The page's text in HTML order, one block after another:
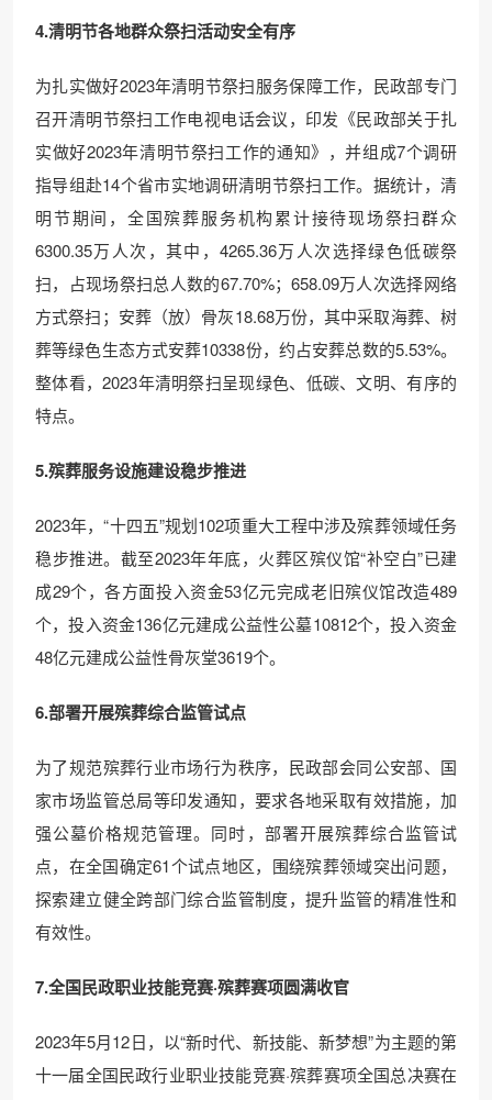
4.清明节各地群众祭扫活动安全有序
为扎实做好2023年清明节祭扫服务保障工作，民政部专门
召开清明节祭扫工作电视电话会议，印发《民政部关于扎
实做好2023年清明节祭扫工作的通知》，并组成7个调研
指导组赴14个省市实地调研清明节祭扫工作。据统计，清
明节期间，全国殡葬服务机构累计接待现场祭扫群众
6300.35万人次，其中，4265.36万人次选择绿色低碳祭
扫，占现场祭扫总人数的67.70%；658.09万人次选择网络
方式祭扫；安葬（放）骨灰18.68万份，其中采取海葬、树
葬等绿色生态方式安葬10338份，约占安葬总数的5.53%。
整体看，2023年清明祭扫呈现绿色、低碳、文明、有序的
特点。
5.殡葬服务设施建设稳步推进
2023年，“十四五”规划102项重大工程中涉及殡葬领域任务
稳步推进。截至2023年年底，火葬区殡仪馆“补空白”已建
成29个，各方面投入资金53亿元完成老旧殡仪馆改造489
个，投入资金136亿元建成公益性公墓10812个，投入资金
48亿元建成公益性骨灰堂3619个。
6.部署开展殡葬综合监管试点
为了规范殡葬行业市场行为秩序，民政部会同公安部、国
家市场监管总局等印发通知，要求各地采取有效措施，加
强公墓价格规范管理。同时，部署开展殡葬综合监管试
点，在全国确定61个试点地区，围绕殡葬领域突出问题，
探索建立健全跨部门综合监管制度，提升监管的精准性和
有效性。
7.全国民政职业技能竞赛·殡葬赛项圆满收官
2023年5月12日，以“新时代、新技能、新梦想”为主题的第
十一届全国民政行业职业技能竞赛·殡葬赛项全国总决赛在